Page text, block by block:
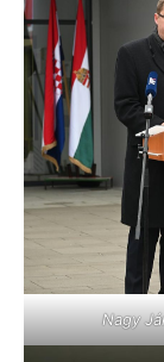
Nagy